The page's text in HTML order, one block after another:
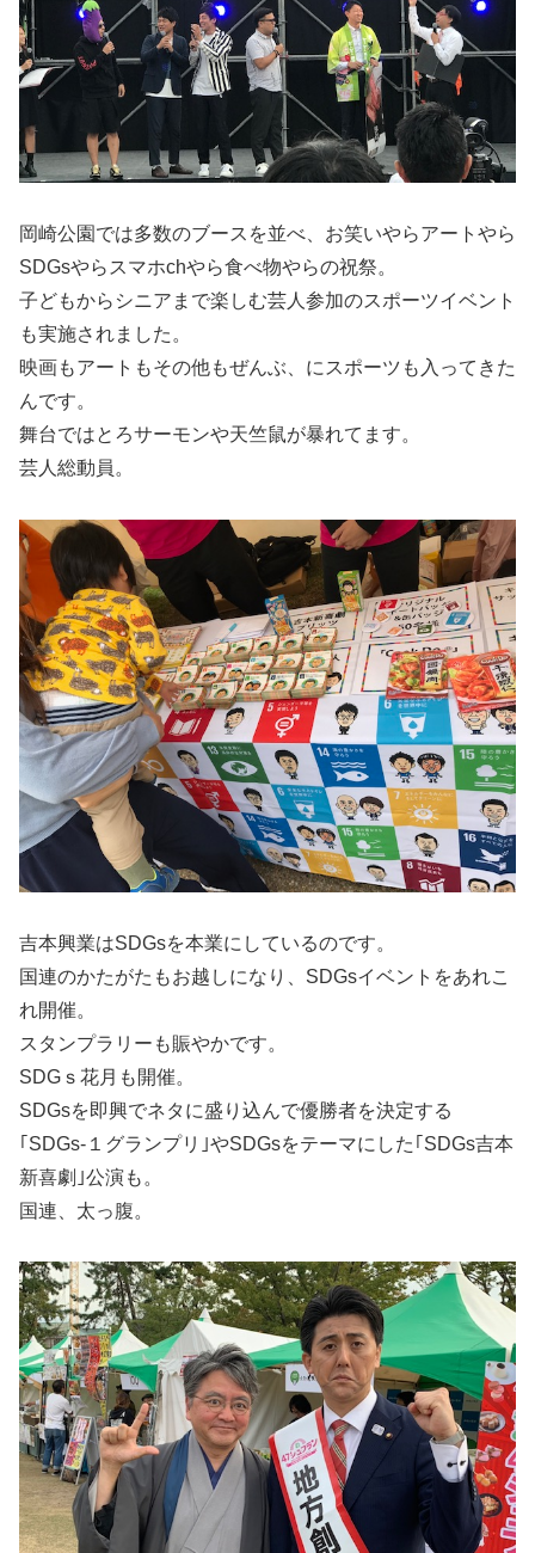
岡崎公園では多数のブースを並べ、お笑いやらアートやら
SDGsやらスマホchやら食べ物やらの祝祭。
子どもからシニアまで楽しむ芸人参加のスポーツイベント
も実施されました。
映画もアートもその他もぜんぶ、にスポーツも入ってきた
んです。
舞台ではとろサーモンや天竺鼠が暴れてます。
芸人総動員。
吉本興業はSDGsを本業にしているのです。
国連のかたがたもお越しになり、SDGsイベントをあれこ
れ開催。
スタンプラリーも賑やかです。
SDGｓ花月も開催。
SDGsを即興でネタに盛り込んで優勝者を決定する
｢SDGs-１グランプリ｣やSDGsをテーマにした｢SDGs吉本
新喜劇｣公演も。
国連、太っ腹。